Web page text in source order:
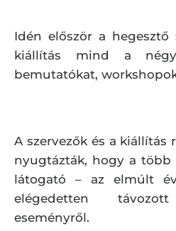
Idén először a hegesztő
kiállítás mind a
bemutatókat,
A szervezők és a kiállítás
nyugtázták, hogy a több
látogató – az elmúlt
elégedetten
eseményről.